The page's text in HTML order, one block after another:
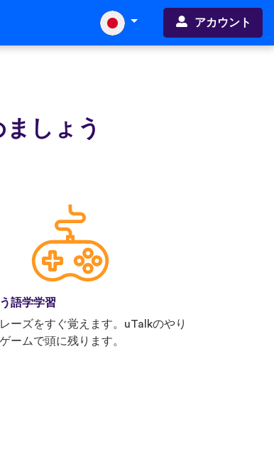
アカウント
しょう
語学学習
ーズをすぐ覚えます。uTalkのやり
ームで頭に残ります。